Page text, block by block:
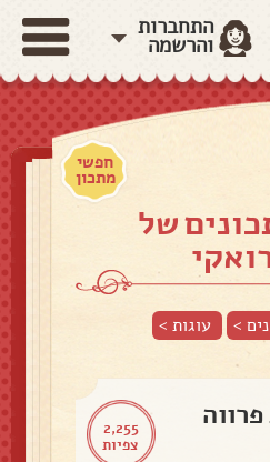
התחברות
והרשמה
חפשי
מתכון
של
> עוגות>
2,255
צפיות